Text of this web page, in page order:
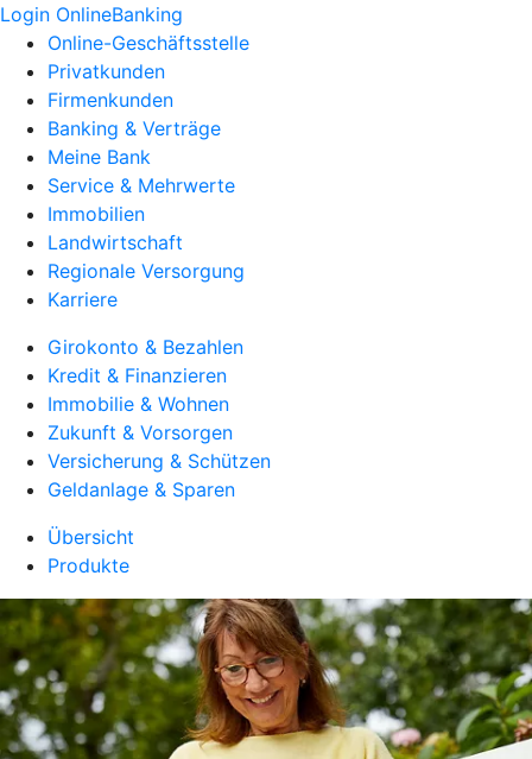
Login OnlineBanking
Online-Geschäftsstelle
Privatkunden
Firmenkunden
Banking & Verträge
Meine Bank
Service & Mehrwerte
Immobilien
Landwirtschaft
Regionale Versorgung
Karriere
Girokonto & Bezahlen
Kredit & Finanzieren
Immobilie & Wohnen
Zukunft & Vorsorgen
Versicherung & Schützen
Geldanlage & Sparen
Übersicht
Produkte